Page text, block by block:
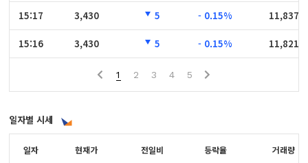
15:17
15:16
15:17 3,430 5 - 0.15% 11,837
15:16 3,430 5 - 0.15% 11,821
1 2 3 4 5
일자별 시세
일자
일자 현재가 전일비 등락율 거래량